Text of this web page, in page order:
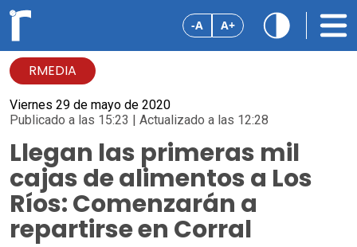
-A A+
RMEDIA
Viernes 29 de mayo de 2020
Publicado a las 15:23 | Actualizado a las 12:28
Llegan las primeras mil
cajas de alimentos a Los
Ríos: Comenzarán a
repartirse en Corral